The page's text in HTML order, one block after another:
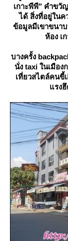
เกาะพีพี" คำขวัญ
ได้ สิ่งที่อยู่ในค
ข้อมูลมีเขาขนาบ
ห้อง เ
บางครั้ง
นั่ง taxi ในเมือง
เที่ยวสไตล์คนขี้
รงฮึ